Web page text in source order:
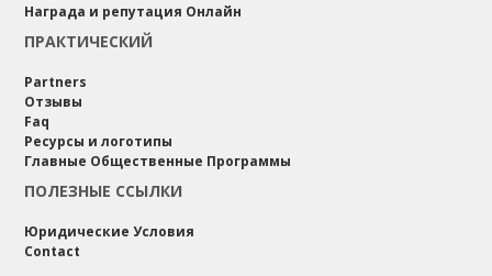
Награда и репутация Онлайн
ПРАКТИЧЕСКИЙ
Partners
Отзывы
Faq
Ресурсы и логотипы
Главные Общественные Программы
ПОЛЕЗНЫЕ ССЫЛКИ
Юридические Условия
Contact